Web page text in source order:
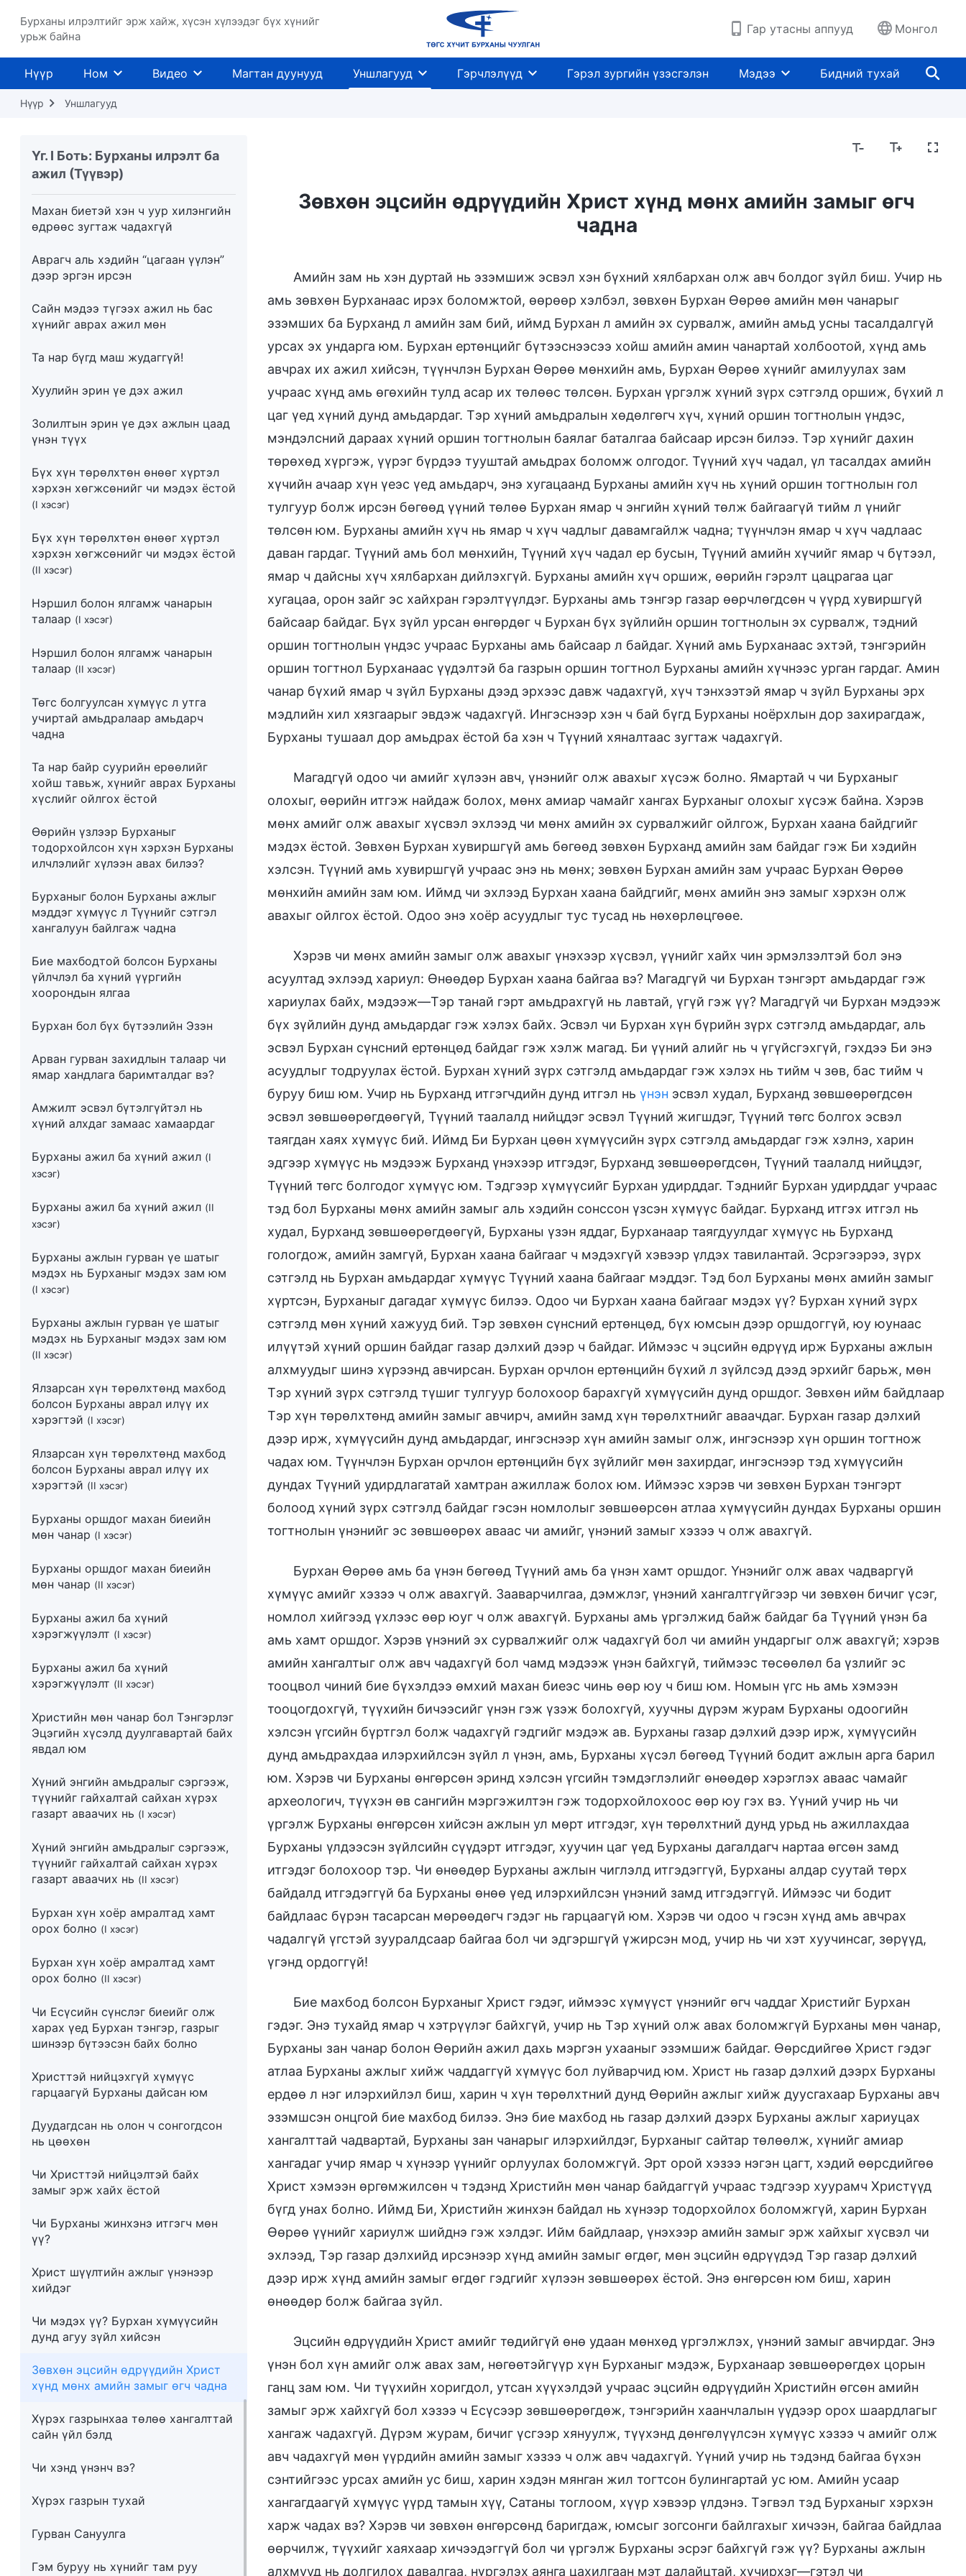
Бурханы илрэлтийг эрж хайж, хүсэн хүлээдэг бүх хүнийг
урьж байна
Гар утасны аппууд Монгол
Нүүр Ном Видео Магтан дуунууд Уншлагууд Гэрчлэлүүд Гэрэл зургийн үзэсгэлэн Мэдээ Бидний тухай
Нүүр Уншлагууд
Үг. I Боть: Бурханы илрэлт ба
ажил (Түүвэр)
Бурханы тухайд чиний ойлголт юу
вэ
гэсэн үг вэ
Чи итгэлийн талаар юу мэдэх вэ?
буцахад чи өөрийн хийсэн ёрын
муу бүхэндээ харамсана
Махан биетэй хэн ч уур хилэнгийн
өдрөөс зугтаж чадахгүй
Аврагч аль хэдийн “цагаан үүлэн”
дээр эргэн ирсэн
Сайн мэдээ түгээх ажил нь бас
хүнийг аврах ажил мөн
Та нар бүгд маш жудаггүй!
Хуулийн эрин үе дэх ажил
Золилтын эрин үе дэх ажлын цаад
үнэн түүх
Бүх хүн төрөлхтөн өнөөг хүртэл
хэрхэн хөгжсөнийг чи мэдэх ёстой
(I хэсэг)
Бүх хүн төрөлхтөн өнөөг хүртэл
хэрхэн хөгжсөнийг чи мэдэх ёстой
(II хэсэг)
Нэршил болон ялгамж чанарын
талаар (I хэсэг)
Нэршил болон ялгамж чанарын
талаар (II хэсэг)
Төгс болгуулсан хүмүүс л утга
учиртай амьдралаар амьдарч
чадна
Та нар байр суурийн ерөөлийг
хойш тавьж, хүнийг аврах Бурханы
хүслийг ойлгох ёстой
Өөрийн үзлээр Бурханыг
тодорхойлсон хүн хэрхэн Бурханы
илчлэлийг хүлээн авах билээ?
Бурханыг болон Бурханы ажлыг
мэддэг хүмүүс л Түүнийг сэтгэл
хангалуун байлгаж чадна
Бие махбодтой болсон Бурханы
үйлчлэл ба хүний үүргийн
хоорондын ялгаа
Бурхан бол бүх бүтээлийн Эзэн
Арван гурван захидлын талаар чи
ямар хандлага баримталдаг вэ?
Амжилт эсвэл бүтэлгүйтэл нь
хүний алхдаг замаас хамаардаг
Бурханы ажил ба хүний ажил (I
хэсэг)
Бурханы ажил ба хүний ажил (II
хэсэг)
Бурханы ажлын гурван үе шатыг
мэдэх нь Бурханыг мэдэх зам юм
(I хэсэг)
Бурханы ажлын гурван үе шатыг
мэдэх нь Бурханыг мэдэх зам юм
(II хэсэг)
Ялзарсан хүн төрөлхтөнд махбод
болсон Бурханы аврал илүү их
хэрэгтэй (I хэсэг)
Ялзарсан хүн төрөлхтөнд махбод
болсон Бурханы аврал илүү их
хэрэгтэй (II хэсэг)
Бурханы оршдог махан биеийн
мөн чанар (I хэсэг)
Бурханы оршдог махан биеийн
мөн чанар (II хэсэг)
Бурханы ажил ба хүний
хэрэгжүүлэлт (I хэсэг)
Бурханы ажил ба хүний
хэрэгжүүлэлт (II хэсэг)
Христийн мөн чанар бол Тэнгэрлэг
Эцэгийн хүсэлд дуулгавартай байх
явдал юм
Хүний энгийн амьдралыг сэргээж,
түүнийг гайхалтай сайхан хүрэх
газарт аваачих нь (I хэсэг)
Хүний энгийн амьдралыг сэргээж,
түүнийг гайхалтай сайхан хүрэх
газарт аваачих нь (II хэсэг)
Бурхан хүн хоёр амралтад хамт
орох болно (I хэсэг)
Бурхан хүн хоёр амралтад хамт
орох болно (II хэсэг)
Чи Есүсийн сүнслэг биеийг олж
харах үед Бурхан тэнгэр, газрыг
шинээр бүтээсэн байх болно
Христтэй нийцэхгүй хүмүүс
гарцаагүй Бурханы дайсан юм
Дуудагдсан нь олон ч сонгогдсон
нь цөөхөн
Чи Христтэй нийцэлтэй байх
замыг эрж хайх ёстой
Чи Бурханы жинхэнэ итгэгч мөн
үү?
Христ шүүлтийн ажлыг үнэнээр
хийдэг
Чи мэдэх үү? Бурхан хүмүүсийн
дунд агуу зүйл хийсэн
Зөвхөн эцсийн өдрүүдийн Христ
хүнд мөнх амийн замыг өгч чадна
Хүрэх газрынхаа төлөө хангалттай
сайн үйл бэлд
Чи хэнд үнэнч вэ?
Хүрэх газрын тухай
Гурван Сануулга
Гэм буруу нь хүнийг там руу
Зөвхөн эцсийн өдрүүдийн Христ хүнд мөнх амийн замыг өгч
чадна
Амийн зам нь хэн дуртай нь эзэмшиж эсвэл хэн бүхний хялбархан олж авч болдог зүйл биш. Учир нь
амь зөвхөн Бурханаас ирэх боломжтой, өөрөөр хэлбэл, зөвхөн Бурхан Өөрөө амийн мөн чанарыг
эзэмших ба Бурханд л амийн зам бий, иймд Бурхан л амийн эх сурвалж, амийн амьд усны тасалдалгүй
урсах эх ундарга юм. Бурхан ертөнцийг бүтээснээсээ хойш амийн амин чанартай холбоотой, хүнд амь
авчрах их ажил хийсэн, түүнчлэн Бурхан Өөрөө мөнхийн амь, Бурхан Өөрөө хүнийг амилуулах зам
учраас хүнд амь өгөхийн тулд асар их төлөөс төлсөн. Бурхан үргэлж хүний зүрх сэтгэлд оршиж, бүхий л
цаг үед хүний дунд амьдардаг. Тэр хүний амьдралын хөдөлгөгч хүч, хүний оршин тогтнолын үндэс,
мэндэлсний дараах хүний оршин тогтнолын баялаг баталгаа байсаар ирсэн билээ. Тэр хүнийг дахин
төрөхөд хүргэж, үүрэг бүрдээ тууштай амьдрах боломж олгодог. Түүний хүч чадал, үл тасалдах амийн
хүчийн ачаар хүн үеэс үед амьдарч, энэ хугацаанд Бурханы амийн хүч нь хүний оршин тогтнолын гол
тулгуур болж ирсэн бөгөөд үүний төлөө Бурхан ямар ч энгийн хүний төлж байгаагүй тийм л үнийг
төлсөн юм. Бурханы амийн хүч нь ямар ч хүч чадлыг давамгайлж чадна; түүнчлэн ямар ч хүч чадлаас
даван гардаг. Түүний амь бол мөнхийн, Түүний хүч чадал ер бусын, Түүний амийн хүчийг ямар ч бүтээл,
ямар ч дайсны хүч хялбархан дийлэхгүй. Бурханы амийн хүч оршиж, өөрийн гэрэлт цацрагаа цаг
хугацаа, орон зайг эс хайхран гэрэлтүүлдэг. Бурханы амь тэнгэр газар өөрчлөгдсөн ч үүрд хувиршгүй
байсаар байдаг. Бүх зүйл урсан өнгөрдөг ч Бурхан бүх зүйлийн оршин тогтнолын эх сурвалж, тэдний
оршин тогтнолын үндэс учраас Бурханы амь байсаар л байдаг. Хүний амь Бурханаас эхтэй, тэнгэрийн
оршин тогтнол Бурханаас үүдэлтэй ба газрын оршин тогтнол Бурханы амийн хүчнээс урган гардаг. Амин
чанар бүхий ямар ч зүйл Бурханы дээд эрхээс давж чадахгүй, хүч тэнхээтэй ямар ч зүйл Бурханы эрх
мэдлийн хил хязгаарыг эвдэж чадахгүй. Ингэснээр хэн ч бай бүгд Бурханы ноёрхлын дор захирагдаж,
Бурханы тушаал дор амьдрах ёстой ба хэн ч Түүний хяналтаас зугтаж чадахгүй.
Магадгүй одоо чи амийг хүлээн авч, үнэнийг олж авахыг хүсэж болно. Ямартай ч чи Бурханыг
олохыг, өөрийн итгэж найдаж болох, мөнх амиар чамайг хангах Бурханыг олохыг хүсэж байна. Хэрэв
мөнх амийг олж авахыг хүсвэл эхлээд чи мөнх амийн эх сурвалжийг ойлгож, Бурхан хаана байдгийг
мэдэх ёстой. Зөвхөн Бурхан хувиршгүй амь бөгөөд зөвхөн Бурханд амийн зам байдаг гэж Би хэдийн
хэлсэн. Түүний амь хувиршгүй учраас энэ нь мөнх; зөвхөн Бурхан амийн зам учраас Бурхан Өөрөө
мөнхийн амийн зам юм. Иймд чи эхлээд Бурхан хаана байдгийг, мөнх амийн энэ замыг хэрхэн олж
авахыг ойлгох ёстой. Одоо энэ хоёр асуудлыг тус тусад нь нөхөрлөцгөөе.
Хэрэв чи мөнх амийн замыг олж авахыг үнэхээр хүсвэл, үүнийг хайх чин эрмэлзэлтэй бол энэ
асуултад эхлээд хариул: Өнөөдөр Бурхан хаана байгаа вэ? Магадгүй чи Бурхан тэнгэрт амьдардаг гэж
хариулах байх, мэдээж—Тэр танай гэрт амьдрахгүй нь лавтай, үгүй гэж үү? Магадгүй чи Бурхан мэдээж
бүх зүйлийн дунд амьдардаг гэж хэлэх байх. Эсвэл чи Бурхан хүн бүрийн зүрх сэтгэлд амьдардаг, аль
эсвэл Бурхан сүнсний ертөнцөд байдаг гэж хэлж магад. Би үүний алийг нь ч үгүйсгэхгүй, гэхдээ Би энэ
асуудлыг тодруулах ёстой. Бурхан хүний зүрх сэтгэлд амьдардаг гэж хэлэх нь тийм ч зөв, бас тийм ч
буруу биш юм. Учир нь Бурханд итгэгчдийн дунд итгэл нь үнэн эсвэл худал, Бурханд зөвшөөрөгдсөн
эсвэл зөвшөөрөгдөөгүй, Түүний таалалд нийцдэг эсвэл Түүний жигшдэг, Түүний төгс болгох эсвэл
таягдан хаях хүмүүс бий. Иймд Би Бурхан цөөн хүмүүсийн зүрх сэтгэлд амьдардаг гэж хэлнэ, харин
эдгээр хүмүүс нь мэдээж Бурханд үнэхээр итгэдэг, Бурханд зөвшөөрөгдсөн, Түүний таалалд нийцдэг,
Түүний төгс болгодог хүмүүс юм. Тэдгээр хүмүүсийг Бурхан удирддаг. Тэднийг Бурхан удирддаг учраас
тэд бол Бурханы мөнх амийн замыг аль хэдийн сонссон үзсэн хүмүүс байдаг. Бурханд итгэх итгэл нь
худал, Бурханд зөвшөөрөгдөөгүй, Бурханы үзэн яддаг, Бурханаар таягдуулдаг хүмүүс нь Бурханд
гологдож, амийн замгүй, Бурхан хаана байгааг ч мэдэхгүй хэвээр үлдэх тавилантай. Эсрэгээрээ, зүрх
сэтгэлд нь Бурхан амьдардаг хүмүүс Түүний хаана байгааг мэддэг. Тэд бол Бурханы мөнх амийн замыг
хүртсэн, Бурханыг дагадаг хүмүүс билээ. Одоо чи Бурхан хаана байгааг мэдэх үү? Бурхан хүний зүрх
сэтгэлд мөн хүний хажууд бий. Тэр зөвхөн сүнсний ертөнцөд, бүх юмсын дээр оршдоггүй, юу юунаас
илүүтэй хүний оршин байдаг газар дэлхий дээр ч байдаг. Иймээс ч эцсийн өдрүүд ирж Бурханы ажлын
алхмуудыг шинэ хүрээнд авчирсан. Бурхан орчлон ертөнцийн бүхий л зүйлсэд дээд эрхийг барьж, мөн
Тэр хүний зүрх сэтгэлд түшиг тулгуур болохоор барахгүй хүмүүсийн дунд оршдог. Зөвхөн ийм байдлаар
Тэр хүн төрөлхтөнд амийн замыг авчирч, амийн замд хүн төрөлхтнийг аваачдаг. Бурхан газар дэлхий
дээр ирж, хүмүүсийн дунд амьдардаг, ингэснээр хүн амийн замыг олж, ингэснээр хүн оршин тогтнож
чадах юм. Түүнчлэн Бурхан орчлон ертөнцийн бүх зүйлийг мөн захирдаг, ингэснээр тэд хүмүүсийн
дундах Түүний удирдлагатай хамтран ажиллаж болох юм. Иймээс хэрэв чи зөвхөн Бурхан тэнгэрт
болоод хүний зүрх сэтгэлд байдаг гэсэн номлолыг зөвшөөрсөн атлаа хүмүүсийн дундах Бурханы оршин
тогтнолын үнэнийг эс зөвшөөрөх аваас чи амийг, үнэний замыг хэзээ ч олж авахгүй.
Бурхан Өөрөө амь ба үнэн бөгөөд Түүний амь ба үнэн хамт оршдог. Үнэнийг олж авах чадваргүй
хүмүүс амийг хэзээ ч олж авахгүй. Зааварчилгаа, дэмжлэг, үнэний хангалтгүйгээр чи зөвхөн бичиг үсэг,
номлол хийгээд үхлээс өөр юуг ч олж авахгүй. Бурханы амь үргэлжид байж байдаг ба Түүний үнэн ба
амь хамт оршдог. Хэрэв үнэний эх сурвалжийг олж чадахгүй бол чи амийн ундаргыг олж авахгүй; хэрэв
амийн хангалтыг олж авч чадахгүй бол чамд мэдээж үнэн байхгүй, тиймээс төсөөлөл ба үзлийг эс
тооцвол чиний бие бүхэлдээ өмхий махан биеэс чинь өөр юу ч биш юм. Номын үгс нь амь хэмээн
тооцогдохгүй, түүхийн бичээсийг үнэн гэж үзэж болохгүй, хуучны дүрэм журам Бурханы одоогийн
хэлсэн үгсийн бүртгэл болж чадахгүй гэдгийг мэдэж ав. Бурханы газар дэлхий дээр ирж, хүмүүсийн
дунд амьдрахдаа илэрхийлсэн зүйл л үнэн, амь, Бурханы хүсэл бөгөөд Түүний бодит ажлын арга барил
юм. Хэрэв чи Бурханы өнгөрсөн эринд хэлсэн үгсийн тэмдэглэлийг өнөөдөр хэрэглэх аваас чамайг
археологич, түүхэн өв сангийн мэргэжилтэн гэж тодорхойлохоос өөр юу гэх вэ. Үүний учир нь чи
үргэлж Бурханы өнгөрсөн хийсэн ажлын ул мөрт итгэдэг, хүн төрөлхтний дунд урьд нь ажиллахдаа
Бурханы үлдээсэн зүйлсийн сүүдэрт итгэдэг, хуучин цаг үед Бурханы дагалдагч нартаа өгсөн замд
итгэдэг болохоор тэр. Чи өнөөдөр Бурханы ажлын чиглэлд итгэдэггүй, Бурханы алдар суутай төрх
байдалд итгэдэггүй ба Бурханы өнөө үед илэрхийлсэн үнэний замд итгэдэггүй. Иймээс чи бодит
байдлаас бүрэн тасарсан мөрөөдөгч гэдэг нь гарцаагүй юм. Хэрэв чи одоо ч гэсэн хүнд амь авчрах
чадалгүй үгстэй зууралдсаар байгаа бол чи эдгэршгүй үжирсэн мод, учир нь чи хэт хуучинсаг, зөрүүд,
үгэнд ордоггүй!
Бие махбод болсон Бурханыг Христ гэдэг, иймээс хүмүүст үнэнийг өгч чаддаг Христийг Бурхан
гэдэг. Энэ тухайд ямар ч хэтрүүлэг байхгүй, учир нь Тэр хүний олж авах боломжгүй Бурханы мөн чанар,
Бурханы зан чанар болон Өөрийн ажил дахь мэргэн ухааныг эзэмшиж байдаг. Өөрсдийгөө Христ гэдэг
атлаа Бурханы ажлыг хийж чаддаггүй хүмүүс бол луйварчид юм. Христ нь газар дэлхий дээрх Бурханы
ердөө л нэг илэрхийлэл биш, харин ч хүн төрөлхтний дунд Өөрийн ажлыг хийж дуусгахаар Бурханы авч
эзэмшсэн онцгой бие махбод билээ. Энэ бие махбод нь газар дэлхий дээрх Бурханы ажлыг хариуцах
хангалттай чадвартай, Бурханы зан чанарыг илэрхийлдэг, Бурханыг сайтар төлөөлж, хүнийг амиар
хангадаг учир ямар ч хүнээр үүнийг орлуулах боломжгүй. Эрт орой хэзээ нэгэн цагт, хэдий өөрсдийгөө
Христ хэмээн өргөмжилсөн ч тэдэнд Христийн мөн чанар байдаггүй учраас тэдгээр хуурамч Христүүд
бүгд унах болно. Иймд Би, Христийн жинхэн байдал нь хүнээр тодорхойлох боломжгүй, харин Бурхан
Өөрөө үүнийг хариулж шийднэ гэж хэлдэг. Ийм байдлаар, үнэхээр амийн замыг эрж хайхыг хүсвэл чи
эхлээд, Тэр газар дэлхийд ирсэнээр хүнд амийн замыг өгдөг, мөн эцсийн өдрүүдэд Тэр газар дэлхий
дээр ирж хүнд амийн замыг өгдөг гэдгийг хүлээн зөвшөөрөх ёстой. Энэ өнгөрсөн юм биш, харин
өнөөдөр болж байгаа зүйл.
Эцсийн өдрүүдийн Христ амийг төдийгүй өнө удаан мөнхөд үргэлжлэх, үнэний замыг авчирдаг. Энэ
үнэн бол хүн амийг олж авах зам, нөгөөтэйгүүр хүн Бурханыг мэдэж, Бурханаар зөвшөөрөгдөх цорын
ганц зам юм. Чи түүхийн хоригдол, утсан хүүхэлдэй учраас эцсийн өдрүүдийн Христийн өгсөн амийн
замыг эрж хайхгүй бол хэзээ ч Есүсээр зөвшөөрөгдөж, тэнгэрийн хаанчлалын үүдээр орох шаардлагыг
хангаж чадахгүй. Дүрэм журам, бичиг үсгээр хянуулж, түүхэнд дөнгөлүүлсэн хүмүүс хэзээ ч амийг олж
авч чадахгүй мөн үүрдийн амийн замыг хэзээ ч олж авч чадахгүй. Үүний учир нь тэдэнд байгаа бүхэн
сэнтийгээс урсах амийн ус биш, харин хэдэн мянган жил тогтсон булингартай ус юм. Амийн усаар
хангагдаагүй хүмүүс үүрд тамын хүү, Сатаны тоглоом, хүүр хэвээр үлдэнэ. Тэгвэл тэд Бурханыг хэрхэн
харж чадах вэ? Хэрэв чи зөвхөн өнгөрсөнд баригдаж, юмсыг зогсонги байлгахыг хичээн, байгаа байдлаа
өөрчилж, түүхийг хаяхаар хичээдэггүй бол чи үргэлж Бурханы эсрэг байхгүй гэж үү? Бурханы ажлын
алхмууд нь долгилох давалгаа, нүргэлэх аянга цахилгаан мэт далайцтай, хүчирхэг—гэтэл чи